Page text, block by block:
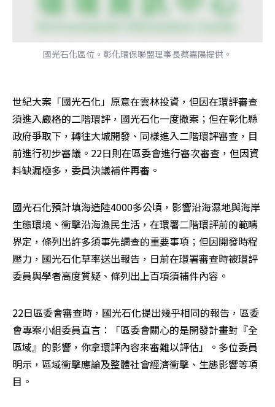
國光石化區位。彰化環保聯盟理事長蔡嘉陽提供。
世紀大案「國光石化」原意在雲林投資，但因在環評審查
須進入嚴格的二階環評，國光石化一度撤案；但在彰化縣
政府爭取下，轉往大城開發、同樣進入二階環評審查，目
前進行初步審議。22日則在區委會進行審次審查，但因資
料缺漏極多，委員決議補件再審。
國光石化預計填海造陸4000多公頃，影響沿海濕地與海岸
生態環境、衝擊沿海漁民生活，在環署二階環評前的範疇
界定，條列出許多須事先調查的重要事項；但因開發時程
壓力，國光石化草率送出報告，日前在環署審查時被環評
委員與學者高度質疑、條列出上百項須補件內容。
22日區委會審查時，國光石化提出幾乎相同的報告，區委
會專案小組委員直言：「區委會關心的是開發計畫對『全
區域』的影響，你拿環評內容來審難以評估」。多位委員
明示，區域衝擊應論及整體社會經濟衝擊、生態影響等項
目。